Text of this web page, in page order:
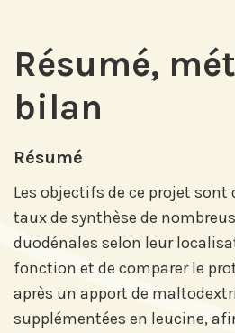
Résumé,
bilan
Résumé
Les objectifs de ce projet sont
taux de synthèse de
duodénales selon leur
fonction et de comparer le
après un apport de
supplémentées en leucine,